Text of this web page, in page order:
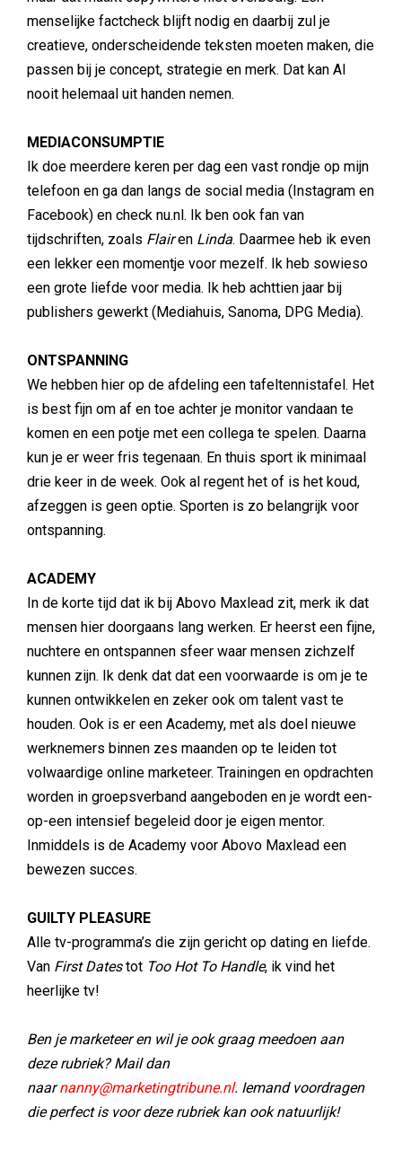
menselijke factcheck blijft nodig en daarbij zul je
creatieve, onderscheidende teksten moeten maken, die
passen bij je concept, strategie en merk. Dat kan AI
nooit helemaal uit handen nemen.
MEDIACONSUMPTIE
Ik doe meerdere keren per dag een vast rondje op mijn
telefoon en ga dan langs de social media (Instagram en
Facebook) en check nu.nl. Ik ben ook fan van
tijdschriften, zoals Flairen Linda. Daarmee heb ik even
een lekker een momentje voor mezelf. Ik heb sowieso
een grote liefde voor media. Ik heb achttien jaar bij
publishers gewerkt (Mediahuis, Sanoma, DPG Media).
ONTSPANNING
We hebben hier op de afdeling een tafeltennistafel. Het
is best fijn om af en toe achter je monitor vandaan te
komen en een potje met een collega te spelen. Daarna
kun je er weer fris tegenaan. En thuis sport ik minimaal
drie keer in de week. Ook al regent het of is het koud,
afzeggen is geen optie. Sporten is zo belangrijk voor
ontspanning.
ACADEMY
In de korte tijd dat ik bij Abovo Maxlead zit, merk ik dat
mensen hier doorgaans lang werken. Er heerst een fijne,
nuchtere en ontspannen sfeer waar mensen zichzelf
kunnen zijn. Ik denk dat dat een voorwaarde is om je te
kunnen ontwikkelen en zeker ook om talent vast te
houden. Ook is er een Academy, met als doel nieuwe
werknemers binnen zes maanden op te leiden tot
volwaardige online marketeer. Trainingen en opdrachten
worden in groepsverband aangeboden en je wordt een-
op-een intensief begeleid door je eigen mentor.
Inmiddels is de Academy voor Abovo Maxlead een
bewezen succes.
GUILTY PLEASURE
Alle tv-programma’s die zijn gericht op dating en liefde.
Van First Datestot Too Hot To Handle, ik vind het
heerlijke tv!
Ben je marketeer en wil je ook graag meedoen aan
deze rubriek? Mail dan
naarnanny@marketingtribune.nl. Iemand voordragen
die perfect is voor deze rubriek kan ook natuurlijk!